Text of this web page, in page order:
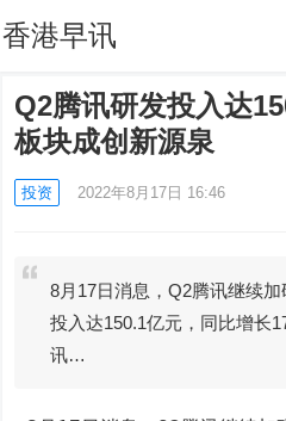
香港早讯
Q2腾讯研发投入达
板块成创新源泉
投资 2022年8月17日 16:46
8月17日消息，Q2腾讯继续
投入达150.1亿元，同比增长
讯…